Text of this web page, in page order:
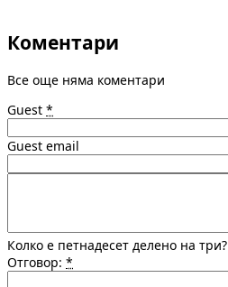
Коментари
Все още няма коментари
Guest *
Guest email
Колко е петнадесет делено на три?
Отговор: *